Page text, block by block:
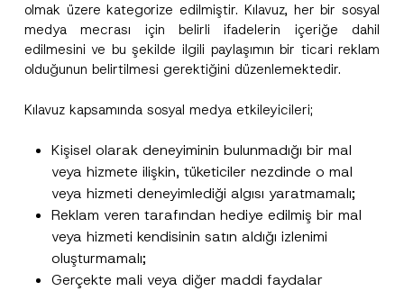
olmak üzere kategorize edilmiştir. Kılavuz, her bir sosyal
medya mecrası için belirli ifadelerin içeriğe dahil
edilmesini ve bu şekilde ilgili paylaşımın bir ticari reklam
olduğunun belirtilmesi gerektiğini düzenlemektedir.
Kılavuz kapsamında sosyal medya etkileyicileri;
Kişisel olarak deneyiminin bulunmadığı bir mal
veya hizmete ilişkin, tüketiciler nezdinde o mal
veya hizmeti deneyimlediği algısı yaratmamalı;
Reklam veren tarafından hediye edilmiş bir mal
veya hizmeti kendisinin satın aldığı izlenimi
oluşturmamalı;
Gerçekte mali veya diğer maddi faydalar